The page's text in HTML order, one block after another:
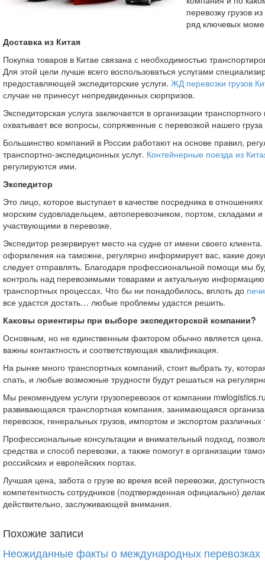
перевозку грузов
ряд ключевых
Доставка из Китая
Покупка товаров в Китае связана с необходимостью
Для этой цели лучше всего воспользоваться услугами
предоставляющей экспедиторские услуги. ЖД перевозки грузов
случае не принесут непредвиденных сюрпризов.
Экспедиторская услуга заключается в организации
охватывает все вопросы, сопряженные с перевозкой нашего груза
Большинство компаний в России работают на основе правил,
транспортно-экспедиционных услуг. Контейнерные поезда из
регулируются ими.
Экспедитор
Это лицо, которое выступает в качестве посредника в
морским судовладельцем, автоперевозчиком, портом, складами
участвующими в перевозке.
Экспедитор резервирует место на судне от имени своего
оформления на таможне, регулярно информирует вас, какие
следует отправлять. Благодаря профессиональной помощи мы
контроль над перевозимыми товарами и актуальную
транспортных процессах. Что бы ни понадобилось, вплоть до
все удастся достать… любые проблемы удастся решить.
Каковы ориентиры при выборе экспедиторской компании?
Основным, но не единственным фактором обычно является
важны контактность и соответствующая квалификация.
На рынке много транспортных компаний, стоит выбрать ту,
спать, и любые возможные трудности будут решаться на
Мы рекомендуем услуги грузоперевозок от компании
развивающаяся транспортная компания, занимающаяся
перевозок, генеральных грузов, импортом и экспортом различных
Профессиональные консультации и внимательный подход,
средства и способ перевозки, а также помогут в организации
российских и европейских портах.
Лучшая цена, забота о грузе во время всей перевозки,
компетентность сотрудников (подтвержденная официально)
действительно, заслуживающей внимания.
Похожие записи
Неожиданные факты о международных перевозках